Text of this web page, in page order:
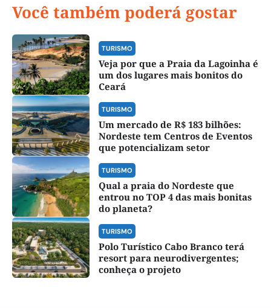
Você também poderá gostar
TURISMO
Veja por que a Praia da Lagoinha é
um dos lugares mais bonitos do
Ceará
TURISMO
Um mercado de R$ 183 bilhões:
Nordeste tem Centros de Eventos
que potencializam setor
TURISMO
Qual a praia do Nordeste que
entrou no TOP 4 das mais bonitas
do planeta?
TURISMO
Polo Turístico Cabo Branco terá
resort para neurodivergentes;
conheça o projeto